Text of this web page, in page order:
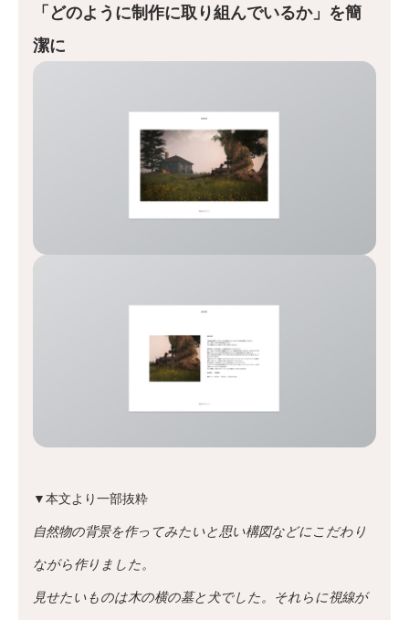
「どのように制作に取り組んでいるか」を簡
潔に
▼本文より一部抜粋
自然物の背景を作ってみたいと思い構図などにこだわり
ながら作りました。
見せたいものは木の横の墓と犬でした。それらに視線が